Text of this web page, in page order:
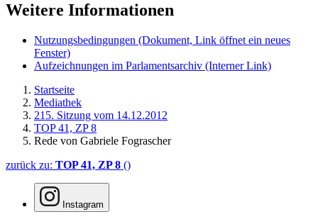
Weitere Informationen
Nutzungsbedingungen (Dokument, Link öffnet ein neues
Fenster)
Aufzeichnungen im Parlamentsarchiv (Interner Link)
Startseite
Mediathek
215. Sitzung vom 14.12.2012
TOP 41, ZP 8
Rede von Gabriele Fograscher
zurück zu: TOP 41, ZP 8 ()
Instagram